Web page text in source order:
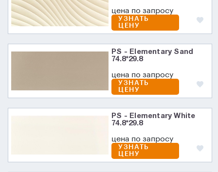
цена по запросу
УЗНАТЬ
ЦЕНУ
PS - Elementary Sand
74.8*29.8
цена по запросу
УЗНАТЬ
ЦЕНУ
PS - Elementary White
74.8*29.8
цена по запросу
УЗНАТЬ
ЦЕНУ